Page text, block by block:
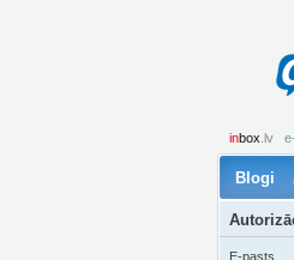
inbox .lv
Blogi
E-pasts